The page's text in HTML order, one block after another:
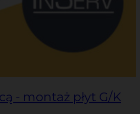
- montaż płyt G/K